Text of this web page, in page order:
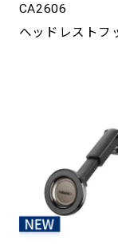
CA2606
ヘッドレストフ